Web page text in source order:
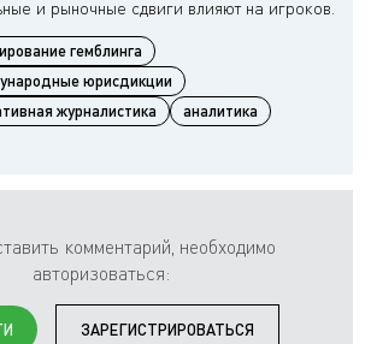
гемблинга
юрисдикции
журналистика
аналитика
комментарий, необходимо
авторизоваться:
ЗАРЕГИСТРИРОВАТЬСЯ